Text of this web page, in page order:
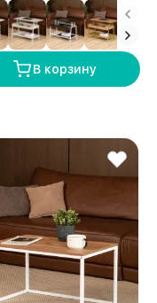
В корзину